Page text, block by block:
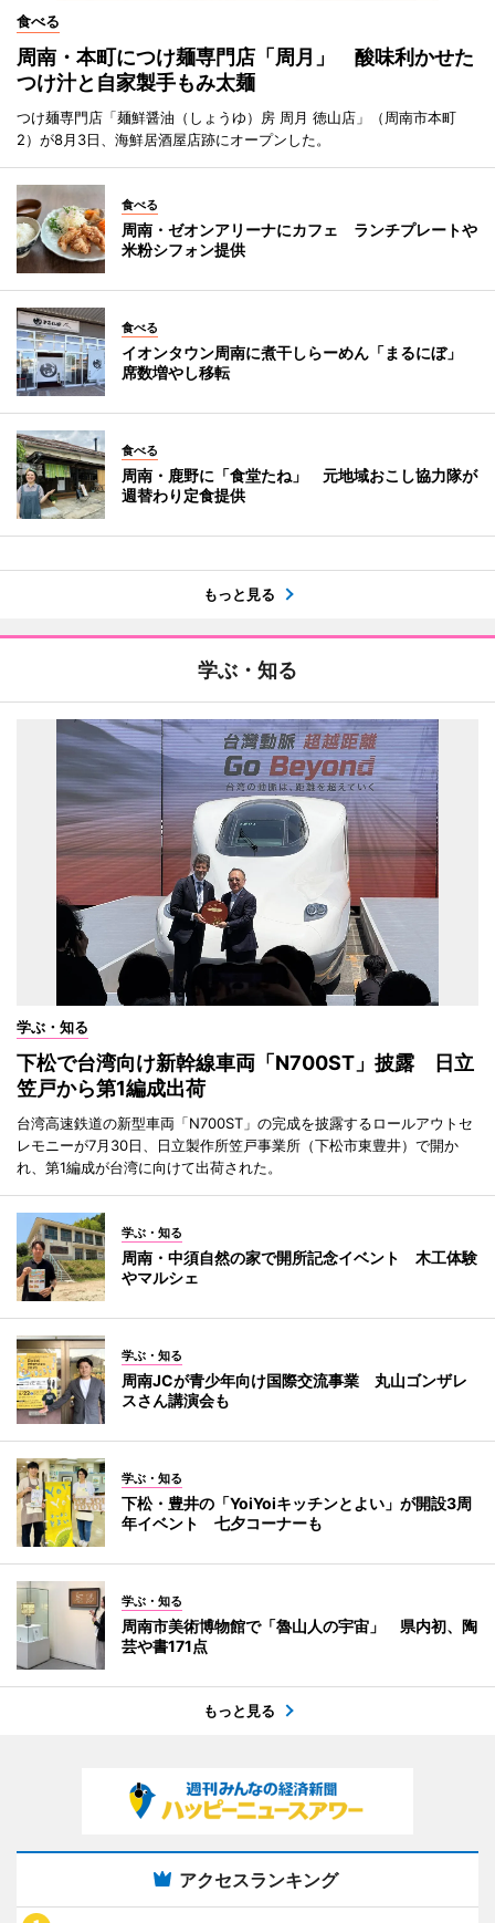
食べる
周南・本町につけ麺専門店「周月」 酸味利かせた
つけ汁と自家製手もみ太麺
つけ麺専門店「麺鮮醤油（しょうゆ）房 周月 徳山店」（周南市本町
2）が8月3日、海鮮居酒屋店跡にオープンした。
食べる
周南・ゼオンアリーナにカフェ ランチプレートや
米粉シフォン提供
食べる
イオンタウン周南に煮干しらーめん「まるにぼ」
席数増やし移転
食べる
周南・鹿野に「食堂たね」 元地域おこし協力隊が
週替わり定食提供
もっと見る
学ぶ・知る
学ぶ・知る
下松で台湾向け新幹線車両「N700ST」披露 日立
笠戸から第1編成出荷
台湾高速鉄道の新型車両「N700ST」の完成を披露するロールアウトセ
レモニーが7月30日、日立製作所笠戸事業所（下松市東豊井）で開か
れ、第1編成が台湾に向けて出荷された。
学ぶ・知る
周南・中須自然の家で開所記念イベント 木工体験
やマルシェ
学ぶ・知る
周南JCが青少年向け国際交流事業 丸山ゴンザレ
スさん講演会も
学ぶ・知る
下松・豊井の「YoiYoiキッチンとよい」が開設3周
年イベント 七夕コーナーも
学ぶ・知る
周南市美術博物館で「魯山人の宇宙」 県内初、陶
芸や書171点
もっと見る
アクセスランキング